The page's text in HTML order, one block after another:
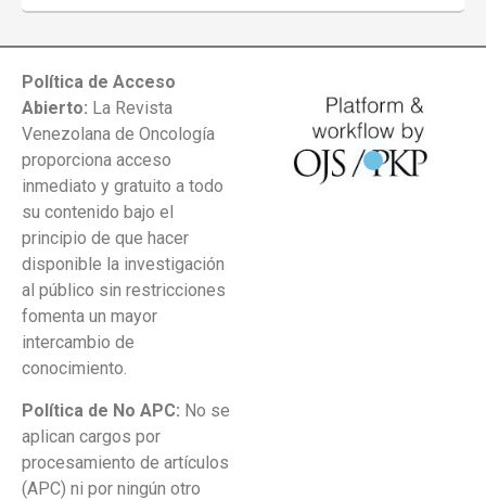
Política de Acceso
Abierto: La Revista
Venezolana de Oncología
proporciona acceso
inmediato y gratuito a todo
su contenido bajo el
principio de que hacer
disponible la investigación
al público sin restricciones
fomenta un mayor
intercambio de
conocimiento.
Política de No APC: No se
aplican cargos por
procesamiento de artículos
(APC) ni por ningún otro